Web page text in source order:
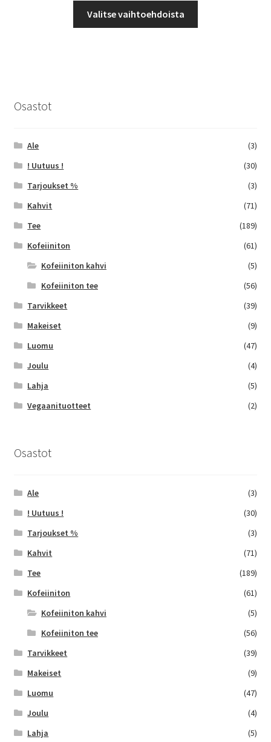
-
38,25 €
Valitse vaihtoehdoista
Osastot
Ale
(3)
! Uutuus !
(30)
Tarjoukset %
(3)
Kahvit
(71)
Tee
(189)
Kofeiiniton
(61)
Kofeiiniton kahvi
(5)
Kofeiiniton tee
(56)
Tarvikkeet
(39)
Makeiset
(9)
Luomu
(47)
Joulu
(4)
Lahja
(5)
Vegaanituotteet
(2)
Osastot
Ale
(3)
! Uutuus !
(30)
Tarjoukset %
(3)
Kahvit
(71)
Tee
(189)
Kofeiiniton
(61)
Kofeiiniton kahvi
(5)
Kofeiiniton tee
(56)
Tarvikkeet
(39)
Makeiset
(9)
Luomu
(47)
Joulu
(4)
Lahja
(5)